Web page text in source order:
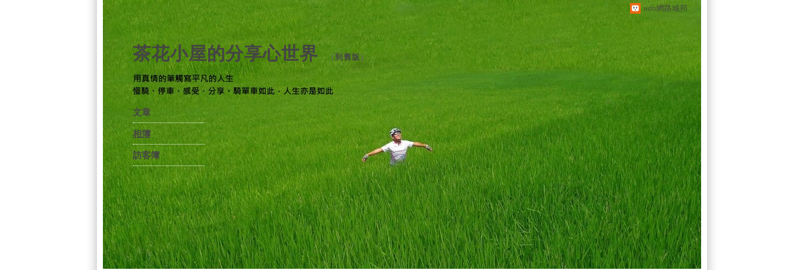
udn網路城邦
茶花小屋的分享心世界 （到舊版 ）
文章
相簿
訪客簿